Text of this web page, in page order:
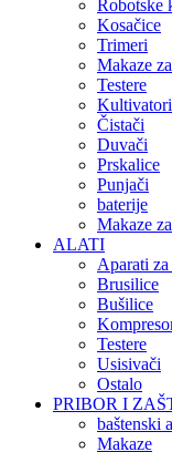
Robotske
Kosačice
Trimeri
Makaze
Testere
Kultivatori
Čistači
Duvači
Prskalice
Punjači
baterije
Makaze
ALATI
Aparati
Brusilice
Bušilice
Testere
Usisivači
Ostalo
PRIBOR I
baštenski
Makaze